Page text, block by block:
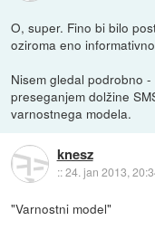
O, super. Fino bi bilo
oziroma eno
Nisem gledal podrobno
preseganjem dolžine
varnostnega modela.
knesz
::24. jan 2013,
"Varnostni model"